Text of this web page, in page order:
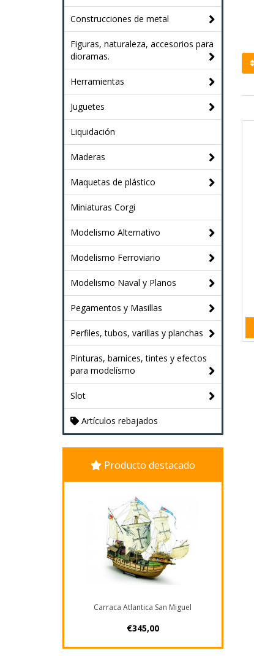
Construcciones de metal
Figuras, naturaleza, accesorios para
dioramas.
Herramientas
Juguetes
Liquidación
Maderas
Maquetas de plástico
Miniaturas Corgi
Modelismo Alternativo
Modelismo Ferroviario
Modelismo Naval y Planos
Pegamentos y Masillas
Perfiles, tubos, varillas y planchas
Pinturas, barnices, tintes y efectos
para modelísmo
Slot
Artículos rebajados
Producto destacado
Carraca Atlantica San Miguel
€345,00